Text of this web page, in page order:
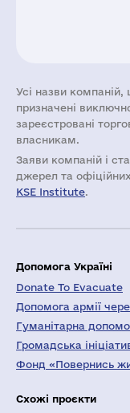
Усі назви компаній,
призначені
зареєстровані
власникам.
Заяви компаній i
джерел та
KSE Institute.
Допомога Україні
Donate To Evacuate
Допомога армії
Гуманітарна
Громадська
Фонд «Повернись
Схожі проєкти